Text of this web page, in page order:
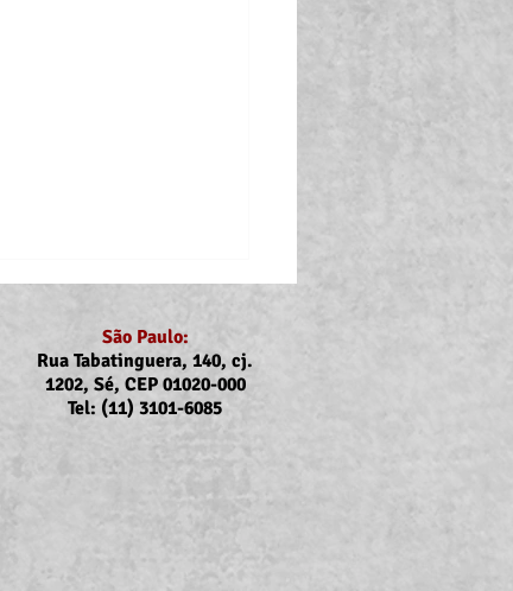
Unimed Odonto em
São Paulo:
Rua Tabatinguera, 140, cj.
1202, Sé, CEP 01020-000
Tel: (11) 3101-6085